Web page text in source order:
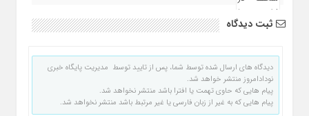
ثبت دیدگاه
دیدگاه های ارسال شده توسط شما، پس از تایید توسط مدیریت پایگاه خبری
نودادامروز منتشر خواهد شد.
پیام هایی که حاوی تهمت یا افترا باشد منتشر نخواهد شد.
پیام هایی که به غیر از زبان فارسی یا غیر مرتبط باشد منتشر نخواهد شد.